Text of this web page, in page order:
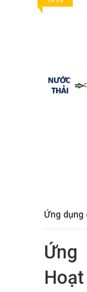
Ứng
Ứng